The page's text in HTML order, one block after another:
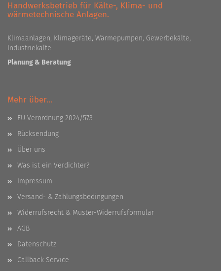
Handwerksbetrieb für Kälte-, Klima- und
wärmetechnische Anlagen.
Klimaanlagen, Klimageräte, Wärmepumpen, Gewerbekälte,
Industriekälte.
Planung & Beratung
Mehr über...
EU Verordnung 2024/573
Rücksendung
Über uns
Was ist ein Verdichter?
Impressum
Versand- & Zahlungsbedingungen
Widerrufsrecht & Muster-Widerrufsformular
AGB
Datenschutz
Callback Service